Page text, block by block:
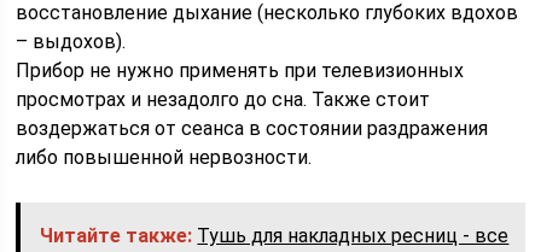
восстановление дыхание (несколько глубоких вдохов
– выдохов).
Прибор не нужно применять при телевизионных
просмотрах и незадолго до сна. Также стоит
воздержаться от сеанса в состоянии раздражения
либо повышенной нервозности.
Читайте также: Тушь для накладных ресниц - все